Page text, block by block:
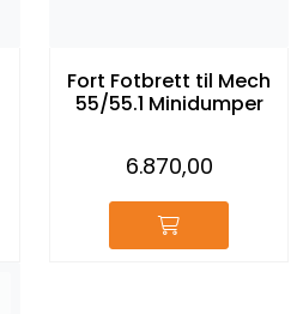
Fort Fotbrett til Mech
55/55.1 Minidumper
6.870,00